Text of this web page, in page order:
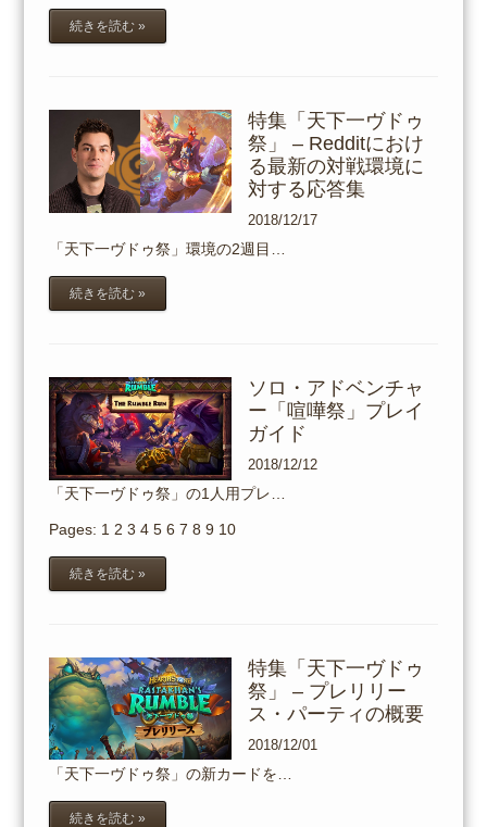
続きを読む »
特集「天下一ヴドゥ
祭」 – Redditにおけ
る最新の対戦環境に
対する応答集
2018/12/17
「天下一ヴドゥ祭」環境の2週目…
続きを読む »
ソロ・アドベンチャ
ー「喧嘩祭」プレイ
ガイド
2018/12/12
「天下一ヴドゥ祭」の1人用プレ…
Pages: 1 2 3 4 5 6 7 8 9 10
続きを読む »
特集「天下一ヴドゥ
祭」 – プレリリー
ス・パーティの概要
2018/12/01
「天下一ヴドゥ祭」の新カードを…
続きを読む »